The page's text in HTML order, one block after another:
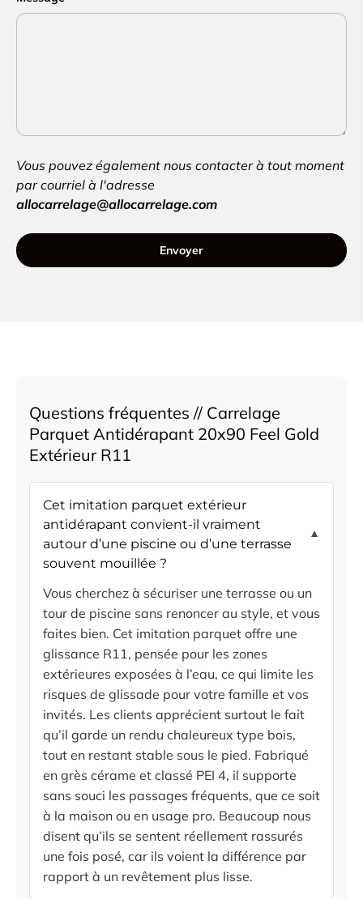
Vous pouvez également nous contacter à tout moment
par courriel à l'adresse
allocarrelage@allocarrelage.com
Envoyer
Questions fréquentes // Carrelage
Parquet Antidérapant 20x90 Feel Gold
Extérieur R11
Cet imitation parquet extérieur
antidérapant convient-il vraiment
autour d’une piscine ou d’une terrasse
souvent mouillée ?
▼
Vous cherchez à sécuriser une terrasse ou un
tour de piscine sans renoncer au style, et vous
faites bien. Cet imitation parquet offre une
glissance R11, pensée pour les zones
extérieures exposées à l’eau, ce qui limite les
risques de glissade pour votre famille et vos
invités. Les clients apprécient surtout le fait
qu’il garde un rendu chaleureux type bois,
tout en restant stable sous le pied. Fabriqué
en grès cérame et classé PEI 4, il supporte
sans souci les passages fréquents, que ce soit
à la maison ou en usage pro. Beaucoup nous
disent qu’ils se sentent réellement rassurés
une fois posé, car ils voient la différence par
rapport à un revêtement plus lisse.